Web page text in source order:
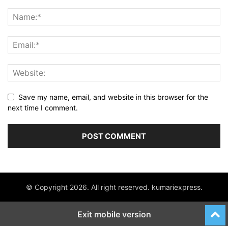
Save my name, email, and website in this browser for the
next time I comment.
© Copyright 2026. All right reserved. kumariexpress.
Exit mobile version